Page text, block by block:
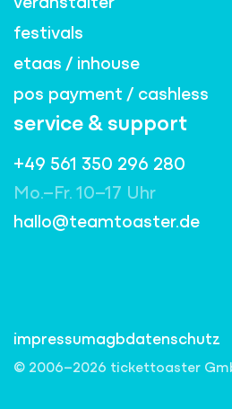
veranstalter
festivals
etaas / inhouse
pos payment / cashless
service & support
+49 561 350 296 280
Mo.–Fr. 10–17 Uhr
hallo@teamtoaster.de
impressumagbdatenschutz
© 2006–2026 tickettoaster